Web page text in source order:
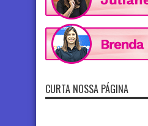
CURTA NOSSA PÁGINA